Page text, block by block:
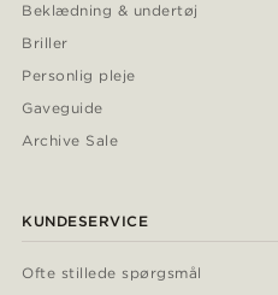
Beklædning & undertøj
Briller
Personlig pleje
Gaveguide
Archive Sale
KUNDESERVICE
Ofte stillede spørgsmål